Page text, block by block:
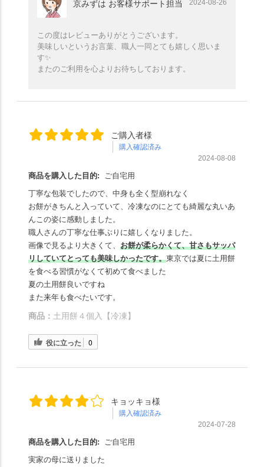
京みずは お客様サポート担当 2024-08-26
この度はレビューありがとうございます。
美味しいというお言葉、職人一同とても嬉しく思いま
す✨
またのご利用を心よりお待ちしております。
ご購入者様
購入確認済み
2024-08-08
商品を購入した目的:
ご自宅用
丁寧な包装でしたので、中身も全く型崩れなく
お餅がきちんと入っていて、冷凍なのにとても綺麗な丸いあ
んこの姿に感動しました。
職人さんの丁寧な仕事ぶりに嬉しくなりました。
画像で見るより大きくて、 お餅が柔らかくて、甘さもサッパ
リしていてとっても美味しかったです。東京では夏に土用餅
を食べる習慣がなくて初めて食べました
夏の土用餅良いですね
また来年も食べたいです。
商品： 土用餅４個入【冷凍】
役に立った 0
キョッキョ様
購入確認済み
2024-07-28
商品を購入した目的:
ご自宅用
実家の母に送りました